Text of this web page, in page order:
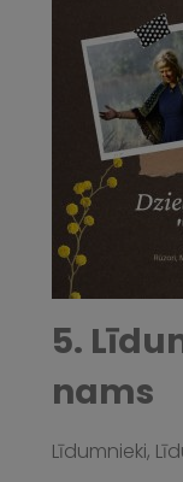
5.
nams
Līdumnieki,